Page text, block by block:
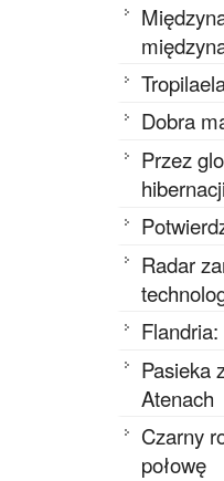
Dobra
Przez
Radar
Pasieka
Atenach
Czarny
połowę